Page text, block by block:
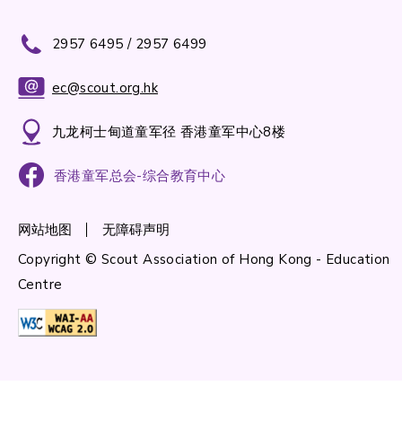
2957 6495 / 2957 6499
ec@scout.org.hk
九龙柯士甸道童军径 香港童军中心8楼
香港童军总会-综合教育中心
网站地图
无障碍声明
Copyright © Scout Association of Hong Kong - Education
Centre